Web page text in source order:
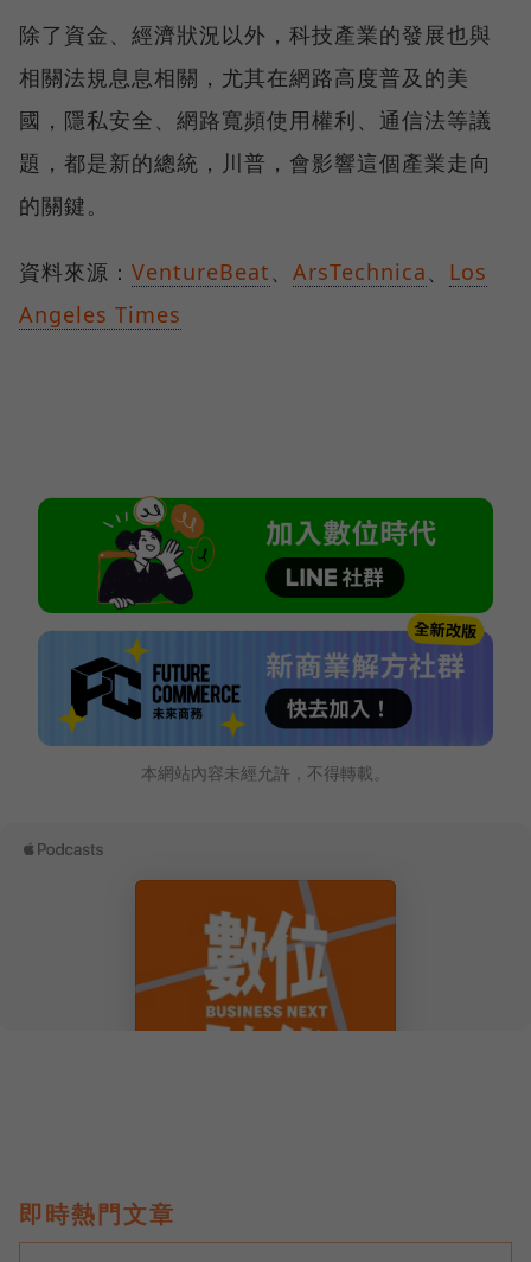
除了資金、經濟狀況以外，科技產業的發展也與
相關法規息息相關，尤其在網路高度普及的美
國，隱私安全、網路寬頻使用權利、通信法等議
題，都是新的總統，川普，會影響這個產業走向
的關鍵。
資料來源： VentureBeat、 ArsTechnica、 Los
Angeles Times
本網站內容未經允許，不得轉載。
即時熱門文章